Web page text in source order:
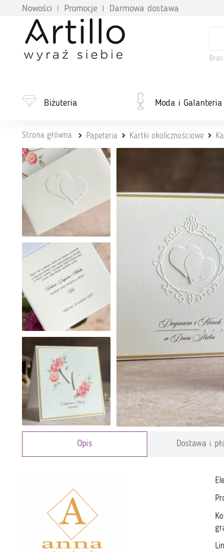
Nowości Promocje Darmowa dostawa
Biżuteria Moda i Galanteria
Strona główna Papeteria Kartki okolicznościowe
Opis Dostawa i